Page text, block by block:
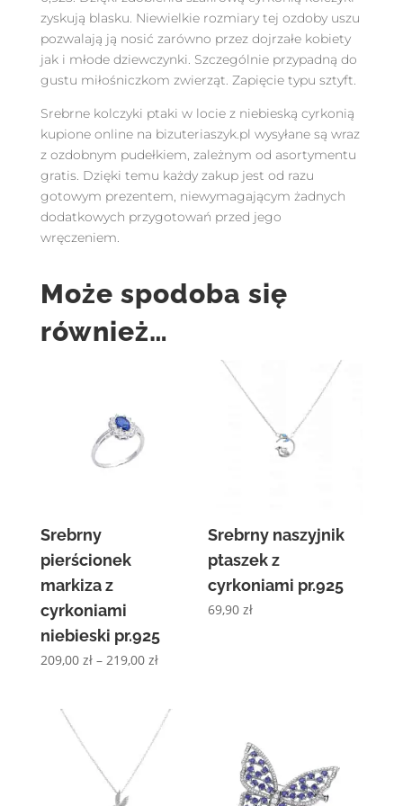
zyskują blasku. Niewielkie rozmiary tej ozdoby uszu
pozwalają ją nosić zarówno przez dojrzałe kobiety
jak i młode dziewczynki. Szczególnie przypadną do
gustu miłośniczkom zwierząt. Zapięcie typu sztyft.
Srebrne kolczyki ptaki w locie z niebieską cyrkonią
kupione online na bizuteriaszyk.pl wysyłane są wraz
z ozdobnym pudełkiem, zależnym od asortymentu
gratis. Dzięki temu każdy zakup jest od razu
gotowym prezentem, niewymagającym żadnych
dodatkowych przygotowań przed jego
wręczeniem.
Może spodoba się
również…
Srebrny
pierścionek
markiza z
cyrkoniami
niebieski pr.925
209,00 zł – 219,00 złZakres
od
209,00 zł
Srebrny naszyjnik
ptaszek z
cyrkoniami pr.925
69,90zł